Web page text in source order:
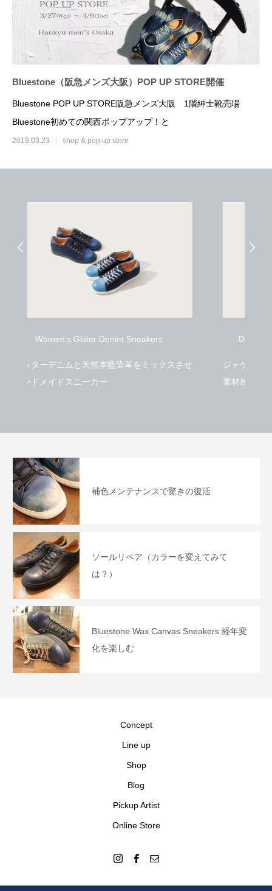
2021.03.25 2020.01.15
2025.11.21
store開催
2021.03.25
Bluestone（阪急メンズ大阪）POP UP STORE開催
Bluestone POP UP STORE阪急メンズ大阪 1階紳士靴売場
Bluestone初めての関西ポップアップ！と
2019.03.23 shop & pop up store
クスさせ
Denim × SUKUMO Leather breast Wallet
ジャケットの胸ポケットから”チラリ”。デニムの
素材感とSUKUMO Leatherの柔らかさが新たな
補色メンテナンスで驚きの復活
ソールリペア（カラーを変えてみて
は？）
Bluestone Wax Canvas Sneakers 経年変
化を楽しむ
Concept
Line up
Shop
Blog
Pickup Artist
Online Store